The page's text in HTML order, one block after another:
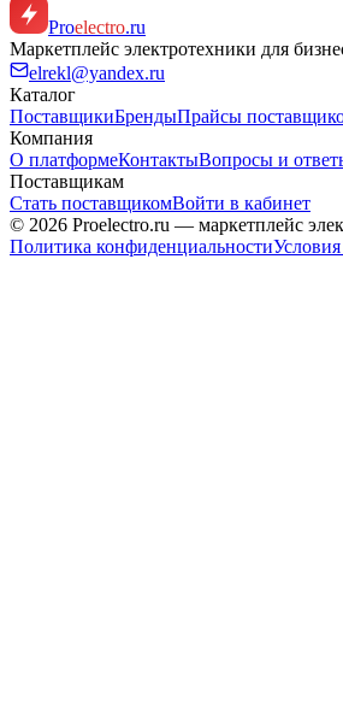
Proelectro.ru
Маркетплейс электротехники для
elrekl@yandex.ru
Каталог
ПоставщикиБрендыПрайсы
Компания
О платформеКонтактыВопросы и
Поставщикам
Стать поставщикомВойти в кабинет
© 2026 Proelectro.ru — маркетплейс
Политика конфиденциальности